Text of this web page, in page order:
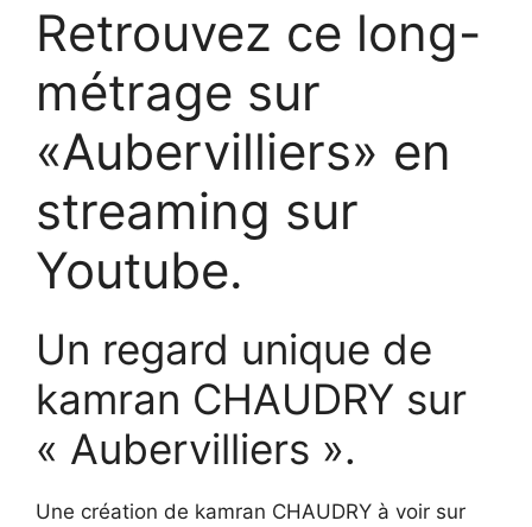
Retrouvez ce long-
métrage sur
«Aubervilliers» en
streaming sur
Youtube.
Un regard unique de
kamran CHAUDRY sur
« Aubervilliers ».
Une création de kamran CHAUDRY à voir sur